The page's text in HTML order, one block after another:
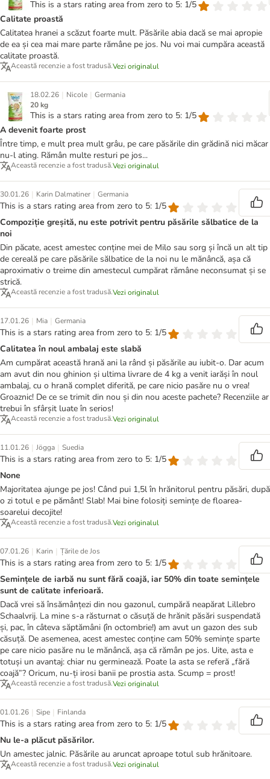
This is a stars rating area from zero to 5: 1/5
Calitate proastă
Calitatea hranei a scăzut foarte mult. Păsările abia dacă se mai apropie
de ea și cea mai mare parte rămâne pe jos. Nu voi mai cumpăra această
calitate proastă.
Această recenzie a fost tradusă.Vezi originalul
18.02.26 | Nicole | Germania
20 kg
This is a stars rating area from zero to 5: 1/5
A devenit foarte prost
Între timp, e mult prea mult grâu, pe care păsările din grădină nici măcar
nu-l ating. Rămân multe resturi pe jos...
Această recenzie a fost tradusă.Vezi originalul
30.01.26 | Karin Dalmatiner | Germania
This is a stars rating area from zero to 5: 1/5
Compoziție greșită, nu este potrivit pentru păsările sălbatice de la
noi
Din păcate, acest amestec conține mei de Milo sau sorg și încă un alt tip
de cereală pe care păsările sălbatice de la noi nu le mănâncă, așa că
aproximativ o treime din amestecul cumpărat rămâne neconsumat și se
strică.
Această recenzie a fost tradusă.Vezi originalul
17.01.26 | Mia | Germania
This is a stars rating area from zero to 5: 1/5
Calitatea în noul ambalaj este slabă
Am cumpărat această hrană ani la rând și păsările au iubit-o. Dar acum
am avut din nou ghinion și ultima livrare de 4 kg a venit iarăși în noul
ambalaj, cu o hrană complet diferită, pe care nicio pasăre nu o vrea!
Groaznic! De ce se trimit din nou și din nou aceste pachete? Recenziile ar
trebui în sfârșit luate în serios!
Această recenzie a fost tradusă.Vezi originalul
11.01.26 | Jögga | Suedia
This is a stars rating area from zero to 5: 1/5
None
Majoritatea ajunge pe jos! Când pui 1,5l în hrănitorul pentru păsări, după
o zi totul e pe pământ! Slab! Mai bine folosiți semințe de floarea-
soarelui decojite!
Această recenzie a fost tradusă.Vezi originalul
07.01.26 | Karin | Țările de Jos
This is a stars rating area from zero to 5: 1/5
Semințele de iarbă nu sunt fără coajă, iar 50% din toate semințele
sunt de calitate inferioară.
Dacă vrei să însămânțezi din nou gazonul, cumpără neapărat Lillebro
Schaalvrij. La mine s-a răsturnat o căsuță de hrănit păsări suspendată
și, pac, în câteva săptămâni (în octombrie!) am avut un gazon des sub
căsuță. De asemenea, acest amestec conține cam 50% semințe sparte
pe care nicio pasăre nu le mănâncă, așa că rămân pe jos. Uite, asta e
totuși un avantaj: chiar nu germinează. Poate la asta se referă „fără
coajă”? Oricum, nu-ți irosi banii pe prostia asta. Scump = prost!
Această recenzie a fost tradusă.Vezi originalul
01.01.26 | Sipe | Finlanda
This is a stars rating area from zero to 5: 1/5
Nu le-a plăcut păsărilor.
Un amestec jalnic. Păsările au aruncat aproape totul sub hrănitoare.
Această recenzie a fost tradusă.Vezi originalul